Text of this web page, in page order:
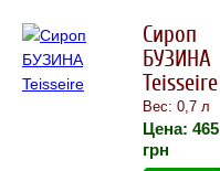
Сироп
БУЗИНА
Teisseire
Вес: 0,7 л
Цена: 465
грн